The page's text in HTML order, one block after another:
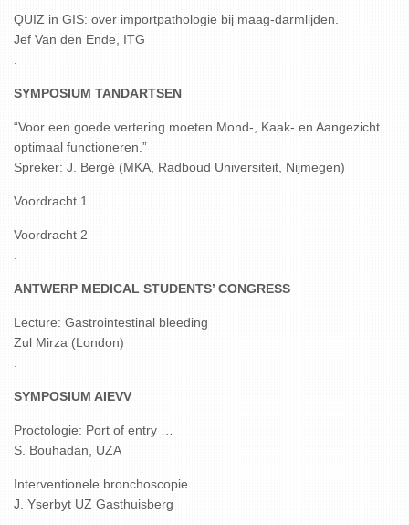
QUIZ in GIS: over importpathologie bij maag-darmlijden.
Jef Van den Ende, ITG
SYMPOSIUM TANDARTSEN
“Voor een goede vertering moeten Mond-, Kaak- en Aangezicht
optimaal functioneren.”
Spreker: J. Bergé (MKA, Radboud Universiteit, Nijmegen)
Voordracht 1
Voordracht 2
ANTWERP MEDICAL STUDENTS’ CONGRESS
Lecture: Gastrointestinal bleeding
Zul Mirza (London)
SYMPOSIUM AIEVV
Proctologie: Port of entry …
S. Bouhadan, UZA
Interventionele bronchoscopie
J. Yserbyt UZ Gasthuisberg